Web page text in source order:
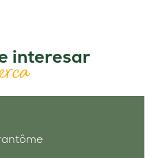
interesar